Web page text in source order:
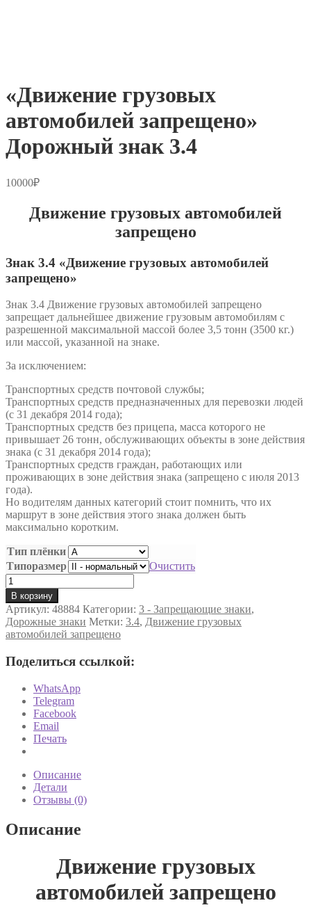
«Движение грузовых
автомобилей запрещено»
Дорожный знак 3.4
10000₽
Движение грузовых автомобилей
запрещено
Знак 3.4 «Движение грузовых автомобилей
запрещено»
Знак 3.4 Движение грузовых автомобилей запрещено
запрещает дальнейшее движение грузовым автомобилям с
разрешенной максимальной массой более 3,5 тонн (3500 кг.)
или массой, указанной на знаке.
За исключением:
Транспортных средств почтовой службы;
Транспортных средств предназначенных для перевозки людей
(с 31 декабря 2014 года);
Транспортных средств без прицепа, масса которого не
привышает 26 тонн, обслуживающих объекты в зоне действия
знака (с 31 декабря 2014 года);
Транспортных средств граждан, работающих или
проживающих в зоне действия знака (запрещено с июля 2013
года).
Но водителям данных категорий стоит помнить, что их
маршрут в зоне действия этого знака должен быть
максимально коротким.
Тип плёнки
Типоразмер
Очистить
Количество
товара
«Движение
грузовых
автомобилей
запрещено»
Дорожный
знак
В корзину
Артикул: 48884 Категории: 3 - Запрещающие знаки,
Дорожные знаки Метки: 3.4, Движение грузовых
автомобилей запрещено
Поделиться ссылкой:
WhatsApp
Telegram
Facebook
Email
Печать
Описание
Детали
Отзывы (0)
Описание
Движение грузовых
автомобилей запрещено